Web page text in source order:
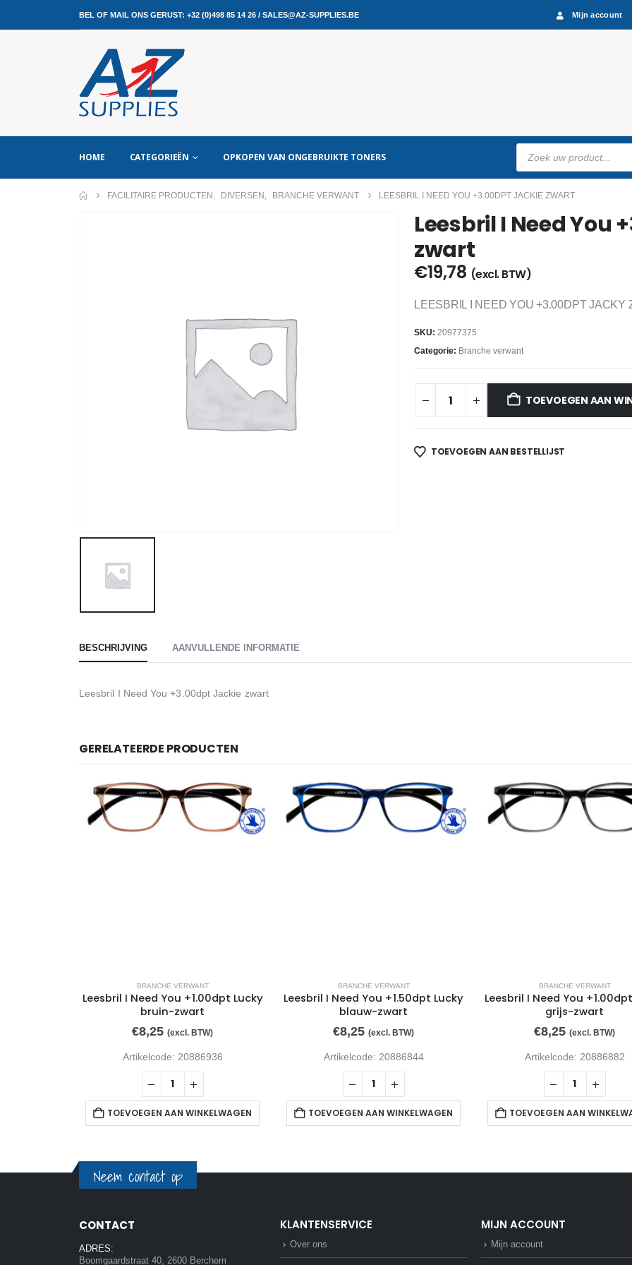
BEL OF MAIL ONS GERUST: +32 (0)498 85 14 26 / SALES@AZ-SUPPLIES.BE Mijn account
HOME CATEGORIEËN OPKOPEN VAN ONGEBRUIKTE TONERS
Producten
zoeken
FACILITAIRE PRODUCTEN , DIVERSEN , BRANCHE VERWANT LEESBRIL I NEED YOU +3.00DPT JACKIE ZWART
Leesbril I Need You
zwart
€19,78 (excl. BTW)
LEESBRIL I NEED YOU +3.00DPT JACKY
SKU: 20977375
Categorie: Branche verwant
TOEVOEGEN AAN
TOEVOEGEN AAN BESTELLIJST
BESCHRIJVING AANVULLENDE INFORMATIE
Leesbril I Need You +3.00dpt Jackie zwart
GERELATEERDE PRODUCTEN
BRANCHE VERWANT
Leesbril I Need You +1.00dpt Lucky
bruin-zwart
€8,25 (excl. BTW)
Artikelcode: 20886936
TOEVOEGEN AAN WINKELWAGEN
BRANCHE VERWANT
Leesbril I Need You +1.50dpt Lucky
blauw-zwart
€8,25 (excl. BTW)
Artikelcode: 20886844
TOEVOEGEN AAN WINKELWAGEN
BRANCHE VERWANT
Leesbril I Need You
grijs-zwart
€8,25 (excl. BTW)
Artikelcode: 20886882
TOEVOEGEN AAN
Neem contact op
CONTACT
ADRES:
Boomgaardstraat 40, 2600 Berchem
KLANTENSERVICE
Over ons
MIJN ACCOUNT
Mijn account